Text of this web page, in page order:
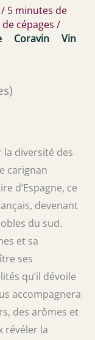
/ 5 minutes de
cépages /
Coravin
Vin
la diversité des
carignan
d’Espagne, ce
devenant
du sud.
et sa
ses
qu’il dévoile
accompagnera
des arômes et
révéler la